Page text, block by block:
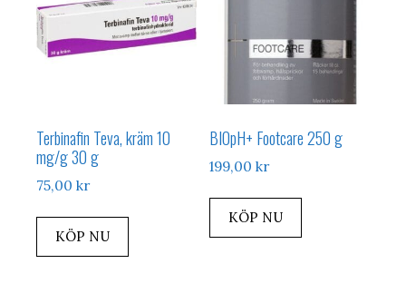
Terbinafin Teva, kräm 10
mg/g 30 g
75,00 kr
KÖP NU
BIOpH+ Footcare 250 g
199,00kr
KÖP NU